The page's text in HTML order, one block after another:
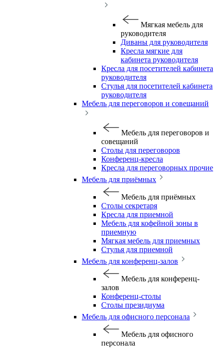
Мягкая мебель для
руководителя
Диваны для руководителя
Кресла мягкие для
кабинета руководителя
Кресла для посетителей кабинета
руководителя
Стулья для посетителей кабинета
руководителя
Мебель для переговоров и совещаний
Мебель для переговоров и
совещаний
Столы для переговоров
Конференц-кресла
Кресла для переговорных прочие
Мебель для приёмных
Мебель для приёмных
Столы секретаря
Кресла для приемной
Мебель для кофейной зоны в
приемную
Мягкая мебель для приемных
Стулья для приемной
Мебель для конференц-залов
Мебель для конференц-
залов
Конференц-столы
Столы президиума
Мебель для офисного персонала
Мебель для офисного
персонала